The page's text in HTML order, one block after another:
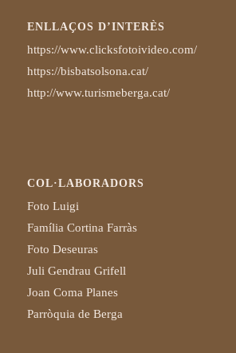
ENLLAÇOS D’INTERÈS
https://www.clicksfotoivideo.com/
https://bisbatsolsona.cat/
http://www.turismeberga.cat/
COL·LABORADORS
Foto Luigi
Família Cortina Farràs
Foto Deseuras
Juli Gendrau Grifell
Joan Coma Planes
Parròquia de Berga